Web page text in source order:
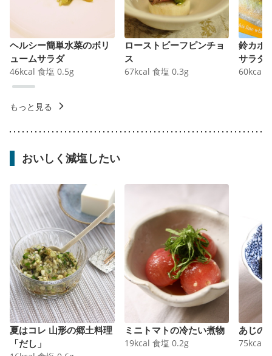
ヘルシー簡単水菜のボリ
ュームサラダ
46kcal 食塩 0.5g
ローストビーフピンチョ
ス
67kcal 食塩 0.3g
鈴カボ
サラダ
60kcal
もっと見る
おいしく減塩したい
夏はコレ 山形の郷土料理
「だし」
ミニトマトの冷たい煮物
19kcal 食塩 0.2g
あじの
75kcal